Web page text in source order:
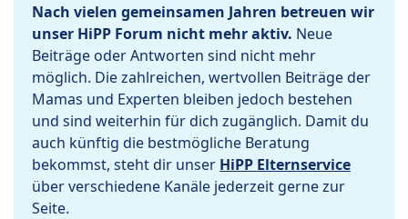
Nach vielen gemeinsamen Jahren betreuen wir
unser HiPP Forum nicht mehr aktiv. Neue
Beiträge oder Antworten sind nicht mehr
möglich. Die zahlreichen, wertvollen Beiträge der
Mamas und Experten bleiben jedoch bestehen
und sind weiterhin für dich zugänglich. Damit du
auch künftig die bestmögliche Beratung
bekommst, steht dir unser HiPP Elternservice
über verschiedene Kanäle jederzeit gerne zur
Seite.